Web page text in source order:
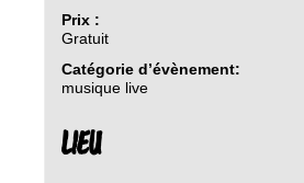
Prix :
Gratuit
Catégorie d’évènement:
musique live
LIEU